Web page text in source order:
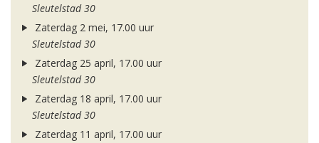
Sleutelstad 30
Zaterdag 2 mei, 17.00 uur
Sleutelstad 30
Zaterdag 25 april, 17.00 uur
Sleutelstad 30
Zaterdag 18 april, 17.00 uur
Sleutelstad 30
Zaterdag 11 april, 17.00 uur